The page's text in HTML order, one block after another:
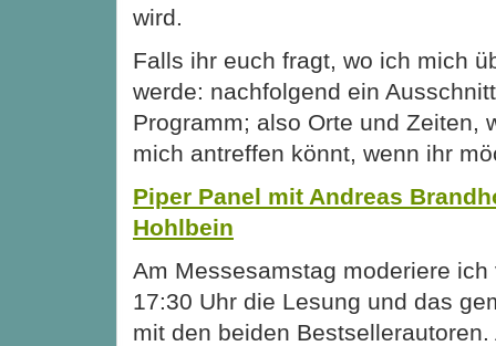
wird.
Falls ihr euch fragt, wo ich mich
werde: nachfolgend ein
Programm; also Orte und Zeiten,
mich antreffen könnt, wenn ihr
Piper Panel mit Andreas
Hohlbein
Am Messesamstag moderiere
17:30 Uhr die Lesung und das
mit den beiden